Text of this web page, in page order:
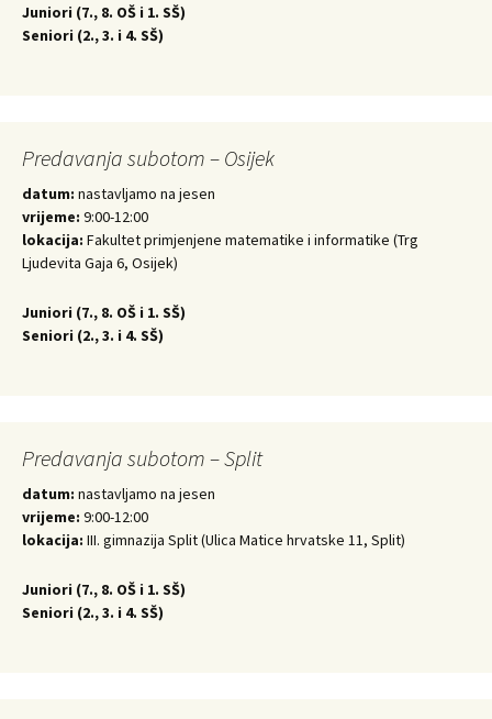
Juniori (7., 8. OŠ i 1. SŠ)
Seniori (2., 3. i 4. SŠ)
Predavanja subotom – Osijek
datum: nastavljamo na jesen
vrijeme: 9:00-12:00
lokacija: Fakultet primjenjene matematike i informatike (Trg
Ljudevita Gaja 6, Osijek)
Juniori (7., 8. OŠ i 1. SŠ)
Seniori (2., 3. i 4. SŠ)
Predavanja subotom – Split
datum: nastavljamo na jesen
vrijeme: 9:00-12:00
lokacija: III. gimnazija Split (Ulica Matice hrvatske 11, Split)
Juniori (7., 8. OŠ i 1. SŠ)
Seniori (2., 3. i 4. SŠ)